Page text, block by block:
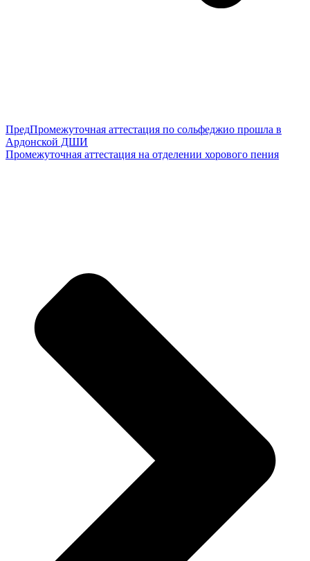
ПредПромежуточная аттестация по сольфеджио прошла в
Ардонской ДШИ
Промежуточная аттестация на отделении хорового пения